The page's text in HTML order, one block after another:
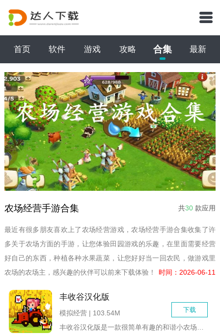
首页 软件 游戏 攻略 合集 最新
农场经营手游合集 共30 款应用
最近有很多朋友喜欢上了农场经营游戏，农场经营手游合集收集了许
多关于农场方面的手游，让您体验田园游戏的乐趣，在里面需要经营
好自己的东西，种植各种水果蔬菜，让您好好当一回农民，做游戏里
农场的农场主，感兴趣的伙伴可以前来下载体验！
时间：2026-06-11
丰收谷汉化版
下载
模拟经营 | 103.54M
丰收谷汉化版是一款很简单有趣的和谐小农场经营模拟游戏，玩家将...